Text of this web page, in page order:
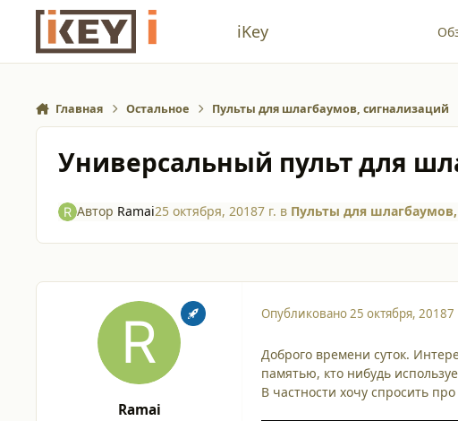
Перейти к содержанию
iKey
Главная Остальное Пульты для шлагбаумов, сигнализаций
Универсальный пульт для
Автор Ramai25 октября, 20187 г. в Пульты для
Ramai
Опубликовано25 октября, 20187
Доброго времени суток.
памятью, кто нибудь
В частности хочу спросить